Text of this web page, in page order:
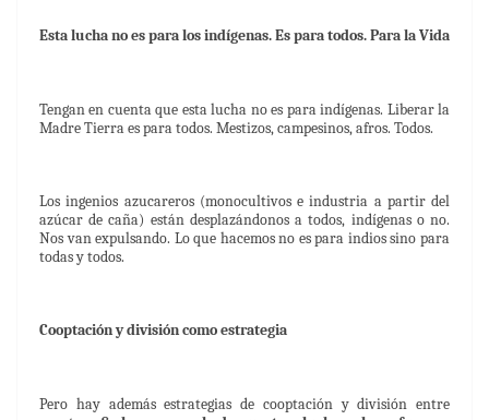
Esta lucha no es para los indígenas. Es para todos. Para la Vida
Tengan en cuenta que esta lucha no es para indígenas. Liberar la
Madre Tierra es para todos. Mestizos, campesinos, afros. Todos.
Los ingenios azucareros (monocultivos e industria a partir del
azúcar de caña) están desplazándonos a todos, indígenas o no.
Nos van expulsando. Lo que hacemos no es para indios sino para
todas y todos.
Cooptación y división como estrategia
Pero hay además estrategias de cooptación y división entre